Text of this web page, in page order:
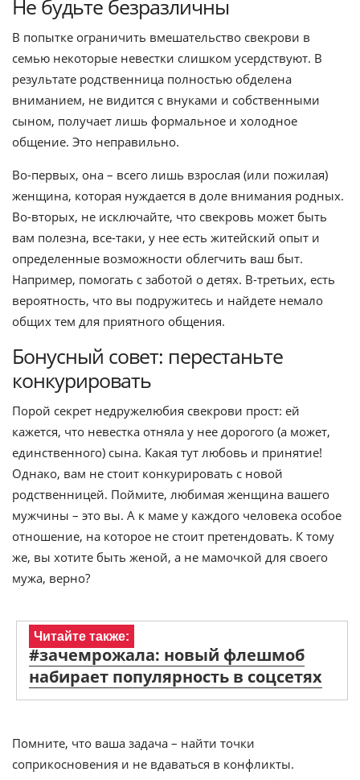
Не будьте безразличны
В попытке ограничить вмешательство свекрови в
семью некоторые невестки слишком усердствуют. В
результате родственница полностью обделена
вниманием, не видится с внуками и собственными
сыном, получает лишь формальное и холодное
общение. Это неправильно.
Во-первых, она – всего лишь взрослая (или пожилая)
женщина, которая нуждается в доле внимания родных.
Во-вторых, не исключайте, что свекровь может быть
вам полезна, все-таки, у нее есть житейский опыт и
определенные возможности облегчить ваш быт.
Например, помогать с заботой о детях. В-третьих, есть
вероятность, что вы подружитесь и найдете немало
общих тем для приятного общения.
Бонусный совет: перестаньте
конкурировать
Порой секрет недружелюбия свекрови прост: ей
кажется, что невестка отняла у нее дорогого (а может,
единственного) сына. Какая тут любовь и принятие!
Однако, вам не стоит конкурировать с новой
родственницей. Поймите, любимая женщина вашего
мужчины – это вы. А к маме у каждого человека особое
отношение, на которое не стоит претендовать. К тому
же, вы хотите быть женой, а не мамочкой для своего
мужа, верно?
Читайте также:
#зачемрожала: новый флешмоб
набирает популярность в соцсетях
Помните, что ваша задача – найти точки
соприкосновения и не вдаваться в конфликты.